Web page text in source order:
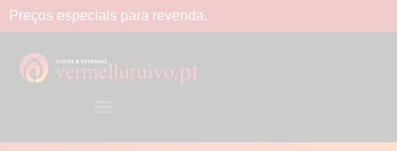
Preços especiais para revenda.